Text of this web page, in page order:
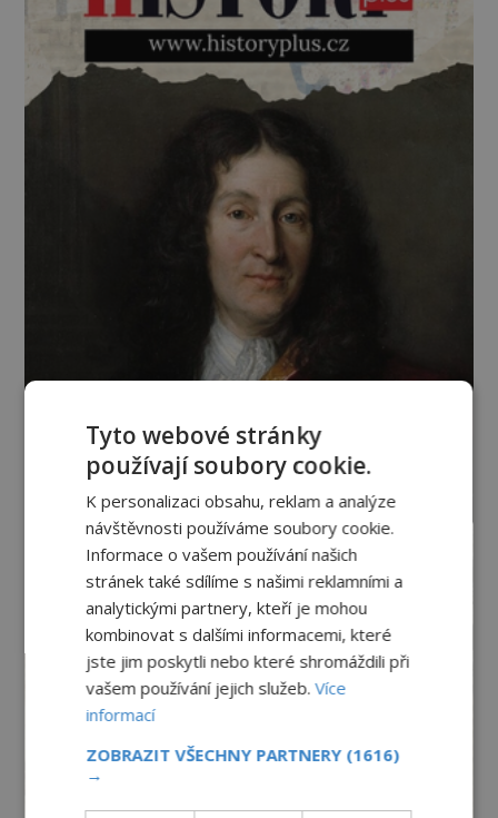
Tyto webové stránky
používají soubory cookie.
K personalizaci obsahu, reklam a analýze
návštěvnosti používáme soubory cookie.
Informace o vašem používání našich
stránek také sdílíme s našimi reklamními a
analytickými partnery, kteří je mohou
kombinovat s dalšími informacemi, které
jste jim poskytli nebo které shromáždili při
vašem používání jejich služeb.Více
informací
ZOBRAZIT VŠECHNY PARTNERY (1616)
→